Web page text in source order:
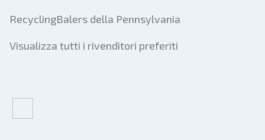
RecyclingBalers della Pennsylvania
Visualizza tutti i rivenditori preferiti